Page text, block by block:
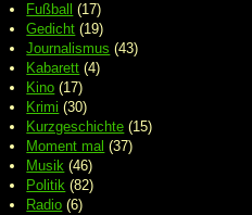
Fußball (17)
Gedicht (19)
Journalismus (43)
Kabarett (4)
Kino (17)
Krimi (30)
Kurzgeschichte (15)
Moment mal (37)
Musik (46)
Politik (82)
Radio (6)